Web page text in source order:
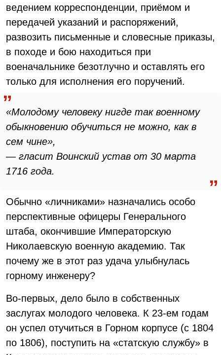
ведением корреспонденции, приёмом и
передачей указаний и распоряжений,
развозить письменные и словесные приказы,
в походе и бою находиться при
военачальнике безотлучно и оставлять его
только для исполнения его поручений.
«Молодому человеку нигде так военному
обыкновению обучиться не можно, как в
сем чине»,
— гласит Воинский устав от 30 марта
1716 года.
Обычно «личниками» назначались особо
перспективные офицеры Генерального
штаба, окончившие Императорскую
Николаевскую военную академию. Так
почему же в этот раз удача улыбнулась
горному инженеру?
Во-первых, дело было в собственных
заслугах молодого человека. К 23-ем годам
он успел отучиться в Горном корпусе (с 1804
по 1806), поступить на «статскую службу» в